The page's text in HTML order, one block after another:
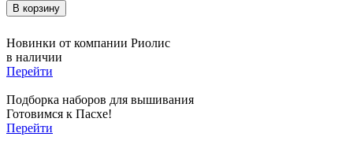
В корзину
Новинки от компании Риолис
в наличии
Перейти
Подборка наборов для вышивания
Готовимся к Пасхе!
Перейти